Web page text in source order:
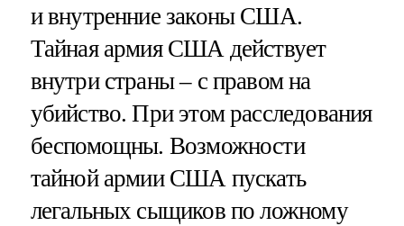
и внутренние законы США.
Тайная армия США действует
внутри страны – с правом на
убийство. При этом расследования
беспомощны. Возможности
тайной армии США пускать
легальных сыщиков по ложному